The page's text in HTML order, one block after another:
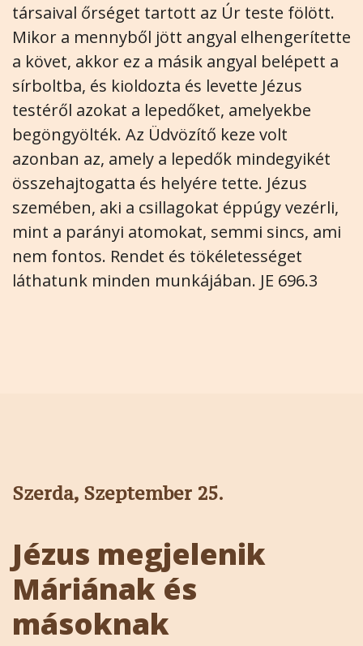
társaival őrséget tartott az Úr teste fölött.
Mikor a mennyből jött angyal elhengerítette
a követ, akkor ez a másik angyal belépett a
sírboltba, és kioldozta és levette Jézus
testéről azokat a lepedőket, amelyekbe
begöngyölték. Az Üdvözítő keze volt
azonban az, amely a lepedők mindegyikét
összehajtogatta és helyére tette. Jézus
szemében, aki a csillagokat éppúgy vezérli,
mint a parányi atomokat, semmi sincs, ami
nem fontos. Rendet és tökéletességet
láthatunk minden munkájában. JE 696.3
Szerda, Szeptember 25.
Jézus megjelenik
Máriának és
másoknak